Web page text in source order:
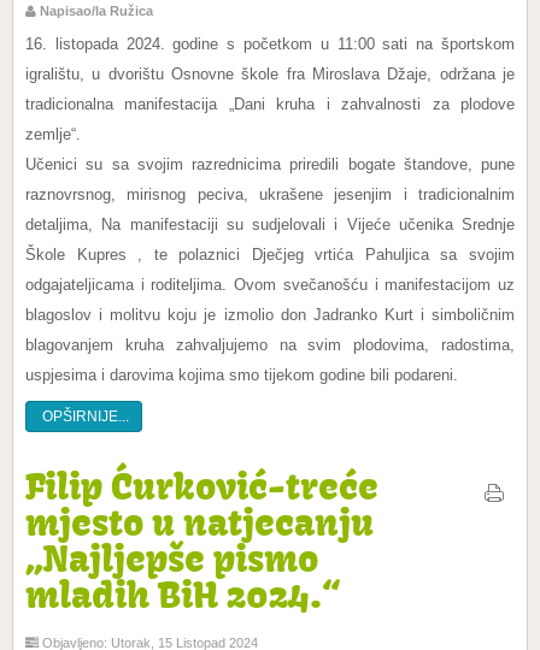
Napisao/la Ružica
16. listopada 2024. godine s početkom u 11:00 sati na športskom
igralištu, u dvorištu Osnovne škole fra Miroslava Džaje, održana je
tradicionalna manifestacija „Dani kruha i zahvalnosti za plodove
zemlje“.
Učenici su sa svojim razrednicima priredili bogate štandove, pune
raznovrsnog, mirisnog peciva, ukrašene jesenjim i tradicionalnim
detaljima, Na manifestaciji su sudjelovali i Vijeće učenika Srednje
Škole Kupres , te polaznici Dječjeg vrtića Pahuljica sa svojim
odgajateljicama i roditeljima. Ovom svečanošću i manifestacijom uz
blagoslov i molitvu koju je izmolio don Jadranko Kurt i simboličnim
blagovanjem kruha zahvaljujemo na svim plodovima, radostima,
uspjesima i darovima kojima smo tijekom godine bili podareni.
OPŠIRNIJE...
Filip Ćurković-treće
mjesto u natjecanju
„Najljepše pismo
mladih BiH 2024.“
Objavljeno: Utorak, 15 Listopad 2024